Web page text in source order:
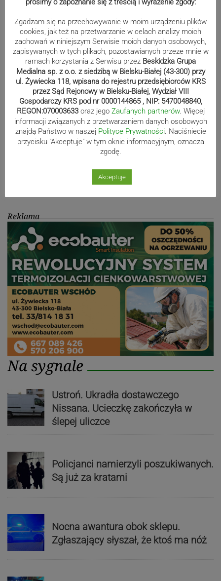
Mistrzowie świata z MCK Żywiec!
ZDJĘCIA
Bracia Szejowie ruszają po kolejne
punkty. Liderzy mistrzostw
wystartują w Rajdzie Rzeszowskim
działo! SZCZEGÓŁOWY PROGRAM
Reklama
Na sygnale
Ustroń. Ukradła dostawczego
Nissana. Ucieczkę zakończyła w
ślepej uliczce
Policjanci namierzyli poszukiwanych.
Są już za kratami
Nocna awantura obok sklepu.
Zgłaszający słyszał, że ktoś ma nóż
prosimy o zapoznanie się z treścią i wyrażenie zgody:
Zgadzam się na przechowywanie w moim urządzeniu plików
cookies, jak też na przetwarzanie w celach analizy moich
zachowań w niniejszym Serwisie moich danych osobowych,
zapisywanych w tych plikach, pozostawianych przeze mnie w
ramach korzystania z Serwisu przez Beskidzka Grupa
Medialna sp. z o.o. z siedzibą w Bielsku-Białej (43-300) przy
ul. Żywiecka 118, wpisana do rejestru przedsiębiorców KRS
przez Sąd Rejonowy w Bielsku-Białej, Wydział VIII
Gospodarczy KRS pod nr 0000144865 , NIP: 5470048840,
REGON:070003633 oraz jego Zaufanych partnerów. Więcej
informacji związanych z przetwarzaniem danych osobowych
znajdą Państwo w naszej Polityce Prywatności. Naciśniecie
przycisku "Akceptuje" w tym oknie informacyjnym, oznacza
zgodę.
Akceptuje